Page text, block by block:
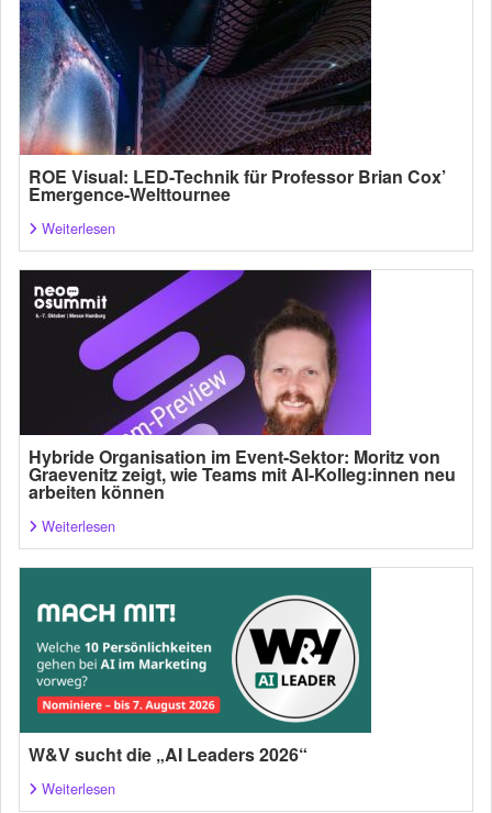
ROE Visual: LED-Technik für Professor Brian Cox’
Emergence-Welttournee
Weiterlesen
Hybride Organisation im Event-Sektor: Moritz von
Graevenitz zeigt, wie Teams mit AI-Kolleg:innen neu
arbeiten können
Weiterlesen
W&V sucht die „AI Leaders 2026“
Weiterlesen